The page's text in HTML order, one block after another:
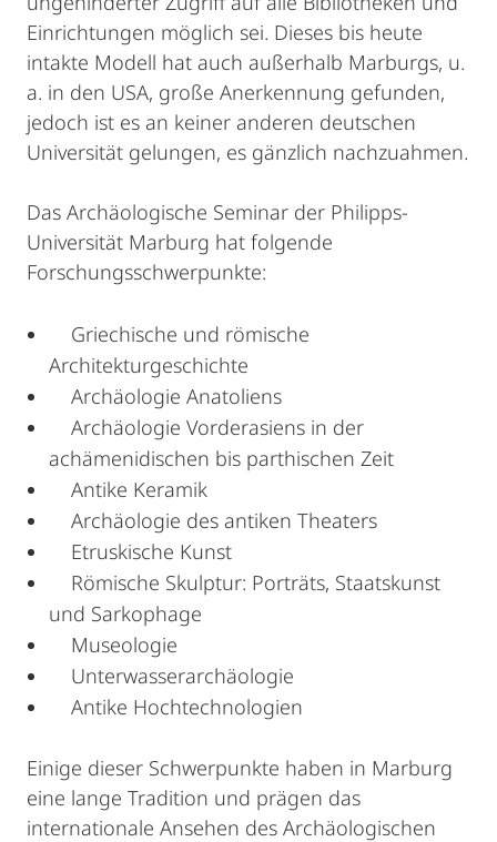
Einrichtungen möglich sei. Dieses bis heute
intakte Modell hat auch außerhalb Marburgs, u.
a. in den USA, große Anerkennung gefunden,
jedoch ist es an keiner anderen deutschen
Universität gelungen, es gänzlich nachzuahmen.
Das Archäologische Seminar der Philipps-
Universität Marburg hat folgende
Forschungsschwerpunkte:
Griechische und römische
Architekturgeschichte
Archäologie Anatoliens
Archäologie Vorderasiens in der
achämenidischen bis parthischen Zeit
Antike Keramik
Archäologie des antiken Theaters
Etruskische Kunst
Römische Skulptur: Porträts, Staatskunst
und Sarkophage
Museologie
Unterwasserarchäologie
Antike Hochtechnologien
Einige dieser Schwerpunkte haben in Marburg
eine lange Tradition und prägen das
internationale Ansehen des Archäologischen